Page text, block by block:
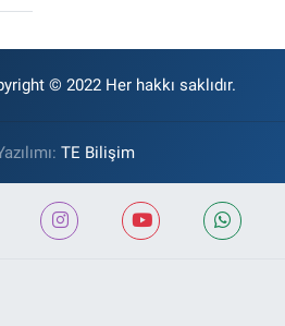
© 2022 Her hakkı saklıdır.
TE Bilişim